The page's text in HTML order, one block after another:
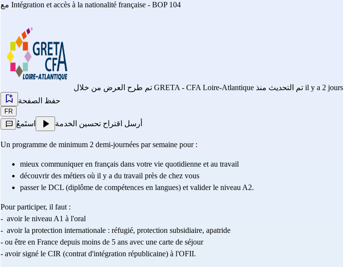
مع Intégration et accès à la nationalité française - BOP 104
تم طرح العرض من خلال GRETA - CFA Loire-Atlantique
تم التحديث منذ il y a 2 jours
حفظ الصفحة
FR
أرسل اقتراح تحسين الخدمة استَمعُ
Un programme de minimum 2 demi-journées par semaine pour :
mieux communiquer en français dans votre vie quotidienne et au travail
découvrir des métiers où il y a du travail près de chez vous
passer le DCL (diplôme de compétences en langues) et valider le niveau A2.
Pour participer, il faut :
-  avoir le niveau A1 à l'oral
-  avoir la protection internationale : réfugié, protection subsidiaire, apatride
- ou être en France depuis moins de 5 ans avec une carte de séjour
- avoir signé le CIR (contrat d'intégration républicaine) à l'OFII.